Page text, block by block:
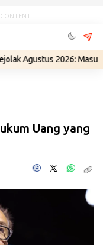
2026: Masuk Fase
Uang yang